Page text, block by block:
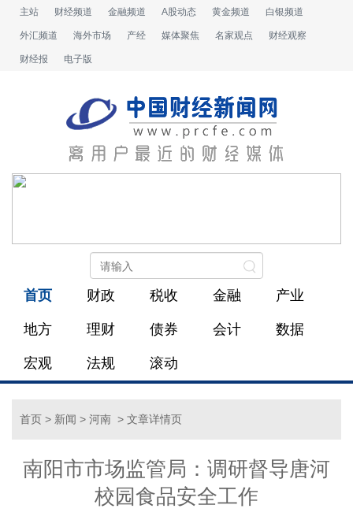
主站 财经频道 金融频道 A股动态 黄金频道 白银频道
外汇频道 海外市场 产经 媒体聚焦 名家观点 财经观察
财经报 电子版
首页 财政 税收 金融 产业
地方 理财 债券 会计 数据
宏观 法规 滚动
首页 > 新闻 > 河南 > 文章详情页
南阳市市场监管局：调研督导唐河
校园食品安全工作